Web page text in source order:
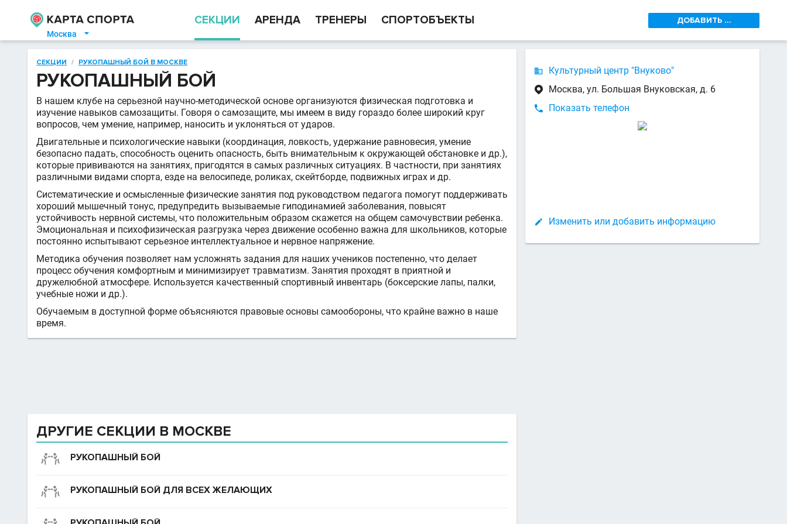
Москва 
СЕКЦИИ АРЕНДА ТРЕНЕРЫ СПОРТОБЪЕКТЫ ДОБАВИТЬ ...
СЕКЦИИ / РУКОПАШНЫЙ БОЙ В МОСКВЕ
РУКОПАШНЫЙ БОЙ
В нашем клубе на серьезной научно-методической основе организуются физическая подготовка и
изучение навыков самозащиты. Говоря о самозащите, мы имеем в виду гораздо более широкий круг
вопросов, чем умение, например, наносить и уклоняться от ударов.
Двигательные и психологические навыки (координация, ловкость, удержание равновесия, умение
безопасно падать, способность оценить опасность, быть внимательным к окружающей обстановке и др.),
которые прививаются на занятиях, пригодятся в самых различных ситуациях. В частности, при занятиях
различными видами спорта, езде на велосипеде, роликах, скейтборде, подвижных играх и др.
Систематические и осмысленные физические занятия под руководством педагога помогут поддерживать
хороший мышечный тонус, предупредить вызываемые гиподинамией заболевания, повысят
устойчивость нервной системы, что положительным образом скажется на общем самочувствии ребенка.
Эмоциональная и психофизическая разгрузка через движение особенно важна для школьников, которые
постоянно испытывают серьезное интеллектуальное и нервное напряжение.
Методика обучения позволяет нам усложнять задания для наших учеников постепенно, что делает
процесс обучения комфортным и минимизирует травматизм. Занятия проходят в приятной и
дружелюбной атмосфере. Используется качественный спортивный инвентарь (боксерские лапы, палки,
учебные ножи и др.).
Обучаемым в доступной форме объясняются правовые основы самообороны, что крайне важно в наше
время.
ДРУГИЕ СЕКЦИИ В МОСКВЕ
РУКОПАШНЫЙ БОЙ
РУКОПАШНЫЙ БОЙ ДЛЯ ВСЕХ ЖЕЛАЮЩИХ
 Культурный центр "Внуково"
 Москва, ул. Большая Внуковская, д. 6
 Показать телефон
 Изменить или добавить информацию